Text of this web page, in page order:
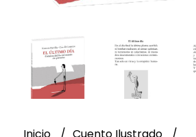
Inicio
Cuento Ilustrado